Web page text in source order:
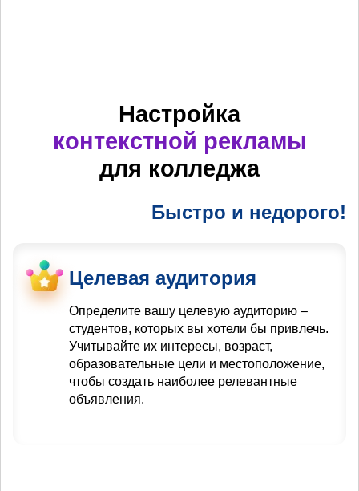
Настройка
контекстной рекламы
для колледжа
Быстро и недорого!
Целевая аудитория
Определите вашу целевую аудиторию –
студентов, которых вы хотели бы привлечь.
Учитывайте их интересы, возраст,
образовательные цели и местоположение,
чтобы создать наиболее релевантные
объявления.